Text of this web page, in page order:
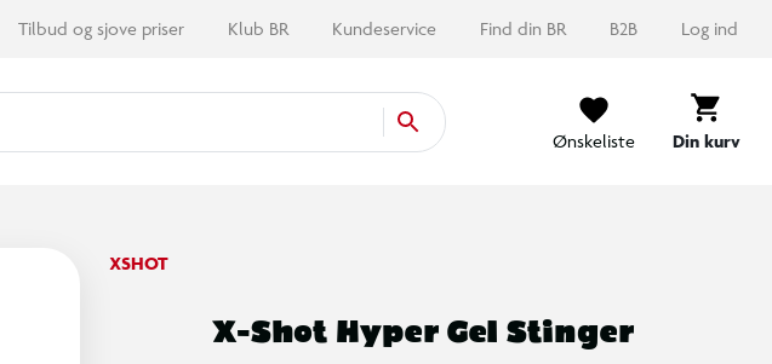
Tilbud og sjove priser Klub BR Kundeservice Find din BR B2B Log ind
Ønskeliste
Din kurv
XSHOT
X-Shot Hyper Gel Stinger